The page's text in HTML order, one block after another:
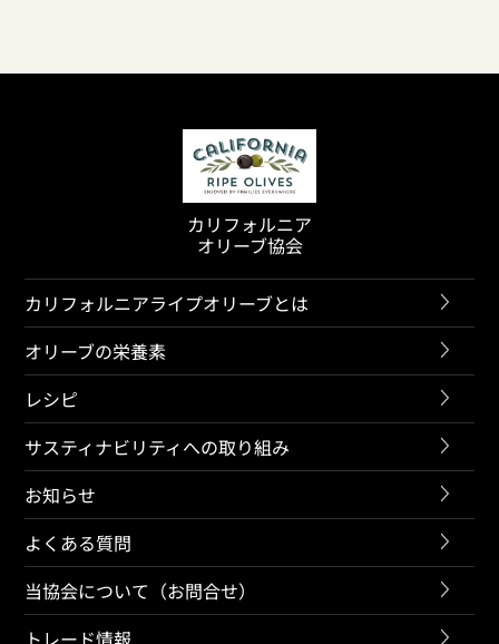
カリフォルニア
オリーブ協会
カリフォルニアライプオリーブとは
オリーブの栄養素
レシピ
サスティナビリティへの取り組み
お知らせ
よくある質問
当協会について（お問合せ）
トレード情報